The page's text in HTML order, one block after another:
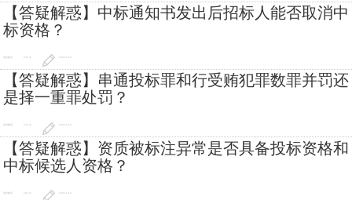
【答疑解惑】中标通知书发出后招标人能否取消中
标资格？
答疑解惑 248 次 2026-6-16
【答疑解惑】串通投标罪和行受贿犯罪数罪并罚还
是择一重罪处罚？
答疑解惑 248 次 2026-6-16
【答疑解惑】资质被标注异常是否具备投标资格和
中标候选人资格？
答疑解惑 202 次 2026-6-16